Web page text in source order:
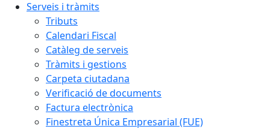
Serveis i tràmits
Tributs
Calendari Fiscal
Catàleg de serveis
Tràmits i gestions
Carpeta ciutadana
Verificació de documents
Factura electrònica
Finestreta Única Empresarial (FUE)